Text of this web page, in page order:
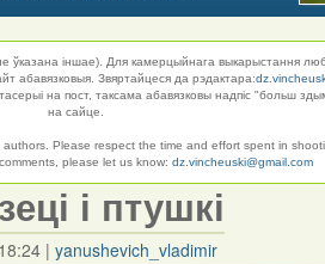
ўказана іншае). Для камерцыйнага выкарыстання
абавязковыя. Звяртайцеся да рэдактара:
на пост, таксама абавязковы надпіс "больш
на сайце.
Please respect the time and effort spent in
please let us know:dz.vincheuski@gmail.com
і птушкі
|yanushevich_vladimir